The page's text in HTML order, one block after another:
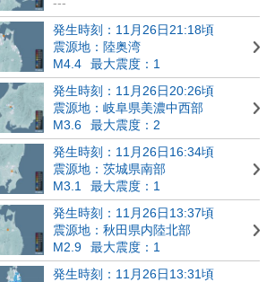
発生時刻：11月26日21:18頃
震源地：陸奥湾
M4.4
最大震度：1
発生時刻：11月26日20:26頃
震源地：岐阜県美濃中西部
M3.6
最大震度：2
発生時刻：11月26日16:34頃
震源地：茨城県南部
M3.1
最大震度：1
発生時刻：11月26日13:37頃
震源地：秋田県内陸北部
M2.9
最大震度：1
発生時刻：11月26日13:31頃